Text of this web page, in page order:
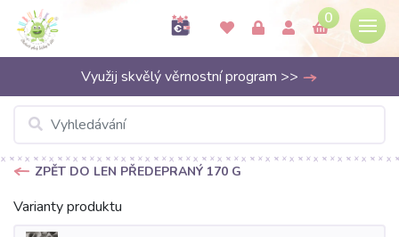
0
Využij skvělý věrnostní program >>
ZPĚT DO LEN PŘEDEPRANÝ 170 G
Varianty produktu